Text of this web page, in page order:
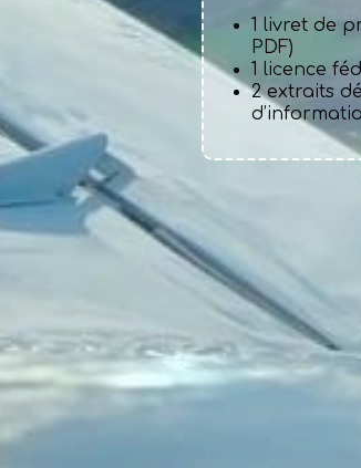
1 livret de
PDF)
1 licence
2 extraits